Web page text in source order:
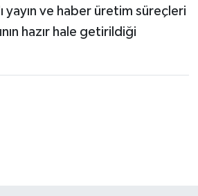
yayın ve haber üretim süreçleri
hazır hale getirildiği